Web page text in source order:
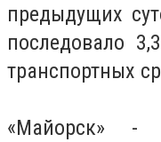
предыдущих
последовало
транспортных
«Майорск»